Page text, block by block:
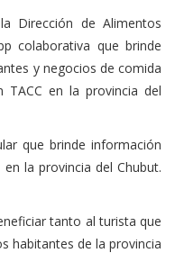
Dirección de Alimentos
colaborativa que brinde
y negocios de comida
en la provincia del
que brinde información
la provincia del Chubut.
tanto al turista que
habitantes de la provincia